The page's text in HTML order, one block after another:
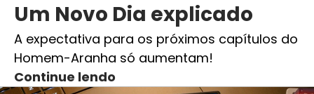
Um Novo Dia explicado
A expectativa para os próximos capítulos do
Homem-Aranha só aumentam!
Continue lendo